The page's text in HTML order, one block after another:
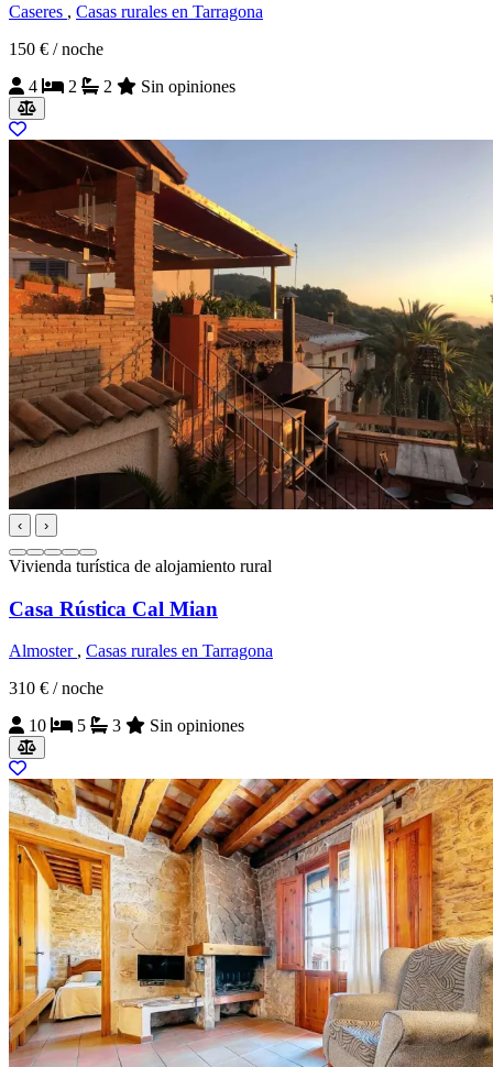
Caseres , Casas rurales en Tarragona
150 € / noche
4
2 2 Sin opiniones
‹ ›
Vivienda turística de alojamiento rural
Casa Rústica Cal Mian
Almoster , Casas rurales en Tarragona
310 € / noche
10
5 3 Sin opiniones